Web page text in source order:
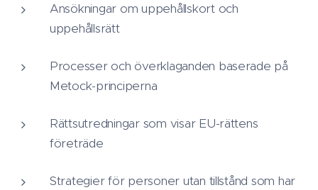
Ansökningar om uppehållskort och
uppehållsrätt
Processer och överklaganden baserade på
Metock-principerna
Rättsutredningar som visar EU-rättens
företräde
Strategier för personer utan tillstånd som har